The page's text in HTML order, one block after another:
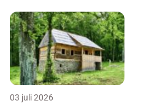
03 juli 2026